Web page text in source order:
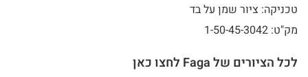
טכניקה: ציור שמן על בד
מק"ט: 1-50-45-3042
לכל הציורים של Faga לחצו כאן